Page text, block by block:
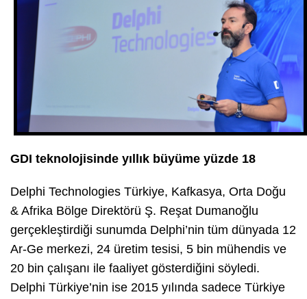
GDI teknolojisinde yıllık büyüme yüzde 18
Delphi Technologies Türkiye, Kafkasya, Orta Doğu
& Afrika Bölge Direktörü Ş. Reşat Dumanoğlu
gerçekleştirdiği sunumda Delphi’nin tüm dünyada 12
Ar-Ge merkezi, 24 üretim tesisi, 5 bin mühendis ve
20 bin çalışanı ile faaliyet gösterdiğini söyledi.
Delphi Türkiye’nin ise 2015 yılında sadece Türkiye